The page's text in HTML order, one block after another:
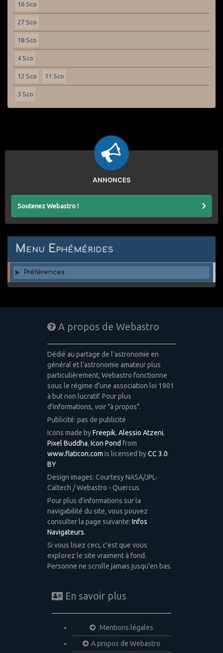
16 Sco
27 Sco
18 Sco
4 Sco
12 Sco 11 Sco
3 Sco
ANNONCES
Soutenez Webastro !
Menu Ephémérides
Préférences
A propos de Webastro
Dédié au partage de l'astronomie en
général et l'astronomie amateur plus
particulièrement, Webastro fonctionne
sous le régime d'une association loi 1901
à but non lucratif. Pour plus
d'informations, voir "à propos".
Publicité: pas de publicité
Icons made byFreepik, Alessio Atzeni,
Pixel Buddha, Icon Pond from
www.flaticon.com is licensed byCC 3.0
BY
Design images: Courtesy NASA/JPL-
Caltech / Webastro - Quercus
Pour plus d'informations sur la
navigabilité du site, vous pouvez
consulter la page suivante: Infos
Navigateurs.
Si vous lisez ceci, c'est que vous
explorez le site vraiment à fond.
Personne ne scrolle jamais jusqu'en bas.
En savoir plus
Mentions légales
A propos de Webastro